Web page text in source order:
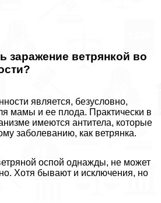
заражение ветрянкой во
является, безусловно,
мамы и ее плода. Пpaктически в
имеются антитела, которые
заболеванию, как ветрянка.
оспой однажды, не может
Хотя бывают и исключения, но